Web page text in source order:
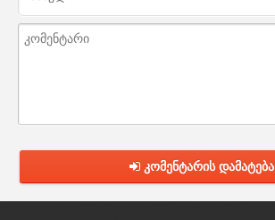
კომენტარის დამატება